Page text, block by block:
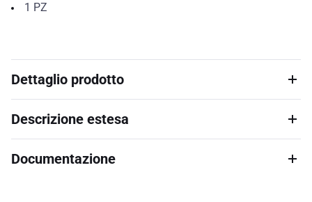
1 PZ
Dettaglio prodotto
Descrizione estesa
Documentazione